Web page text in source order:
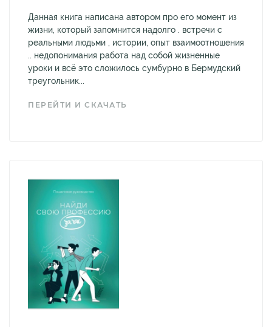
Данная книга написана автором про его момент из
жизни, который запомнится надолго . встречи с
реальными людьми , истории, опыт взаимоотношения
.. недопонимания работа над собой жизненные
уроки и всё это сложилось сумбурно в Бермудский
треугольник...
ПЕРЕЙТИ И СКАЧАТЬ